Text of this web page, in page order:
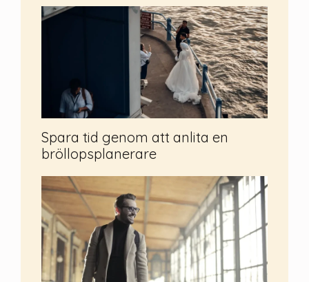
Spara tid genom att anlita en
bröllopsplanerare